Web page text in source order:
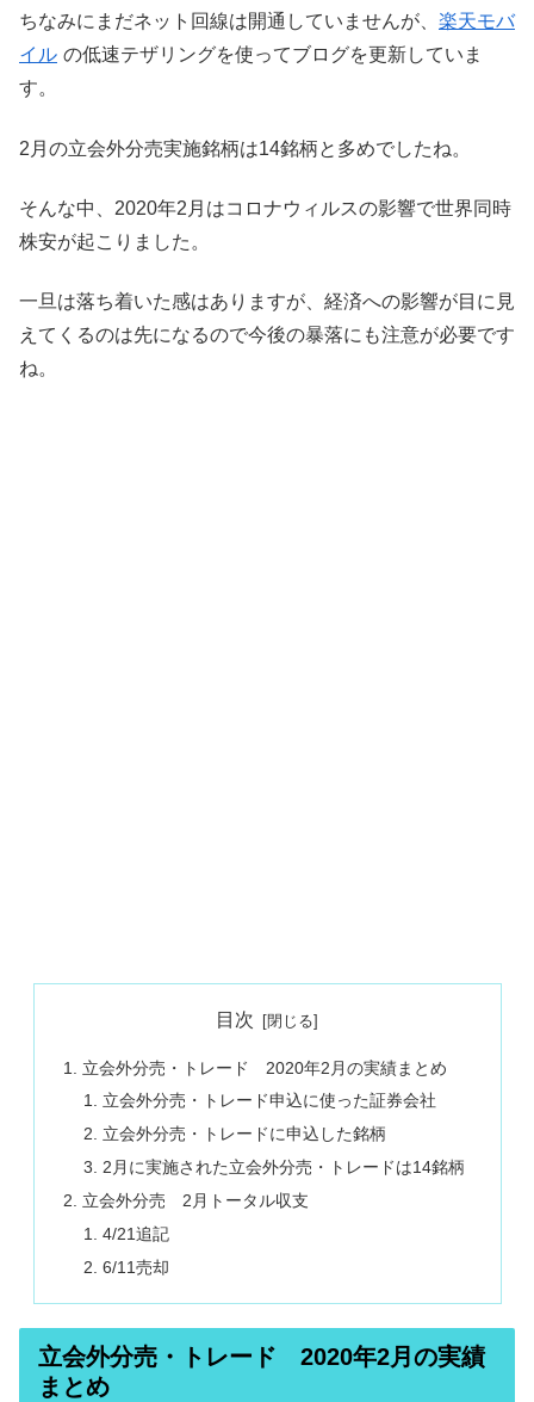
ちなみにまだネット回線は開通していませんが、 楽天モバ
イル の低速テザリングを使ってブログを更新していま
す。
2月の立会外分売実施銘柄は14銘柄と多めでしたね。
そんな中、2020年2月はコロナウィルスの影響で世界同時
株安が起こりました。
一旦は落ち着いた感はありますが、経済への影響が目に見
えてくるのは先になるので今後の暴落にも注意が必要です
ね。
目次
立会外分売・トレード 2020年2月の実績まとめ
立会外分売・トレード申込に使った証券会社
立会外分売・トレードに申込した銘柄
2月に実施された立会外分売・トレードは14銘柄
立会外分売 2月トータル収支
4/21追記
6/11売却
立会外分売・トレード 2020年2月の実績
まとめ